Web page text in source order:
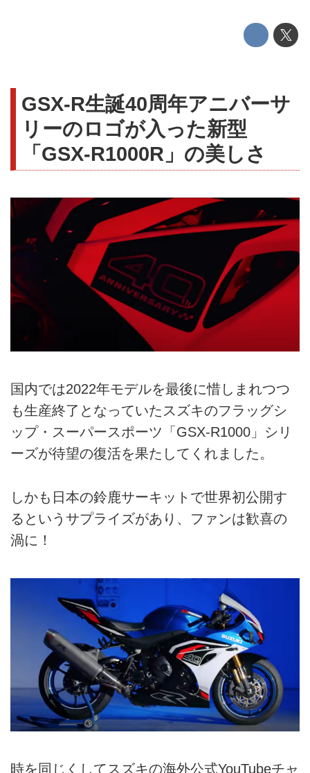
GSX-R生誕40周年アニバーサ
リーのロゴが入った新型
「GSX-R1000R」の美しさ
国内では2022年モデルを最後に惜しまれつつ
も生産終了となっていたスズキのフラッグシ
ップ・スーパースポーツ「GSX-R1000」シリ
ーズが待望の復活を果たしてくれました。
しかも日本の鈴鹿サーキットで世界初公開す
るというサプライズがあり、ファンは歓喜の
渦に！
時を同じくしてスズキの海外公式YouTubeチャ